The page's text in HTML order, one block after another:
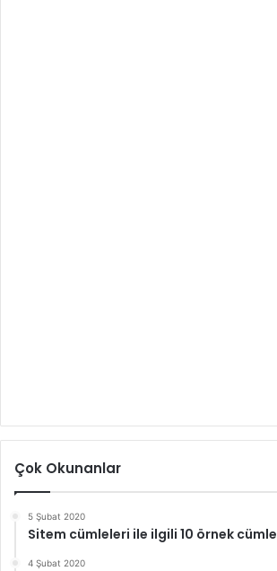
Çok Okunanlar
5 Şubat 2020
Sitem cümleleri ile ilgili 10 örnek cümle
4 Şubat 2020